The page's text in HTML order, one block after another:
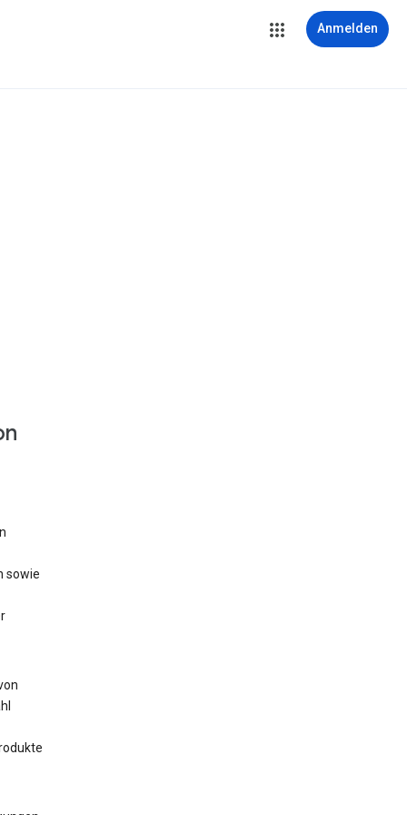
Anmelden
sowie